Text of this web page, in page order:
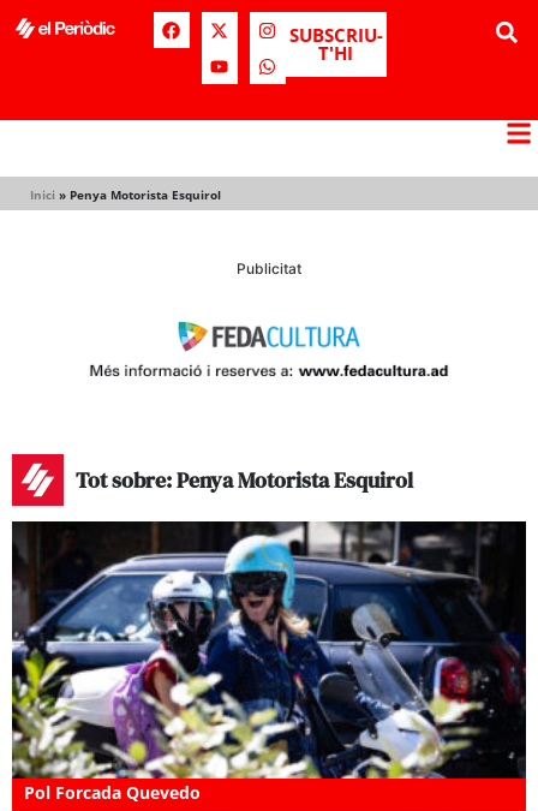
SUBSCRIU-
T'HI
Inici » Penya Motorista Esquirol
Publicitat
Tot sobre: Penya Motorista Esquirol
Pol Forcada Quevedo